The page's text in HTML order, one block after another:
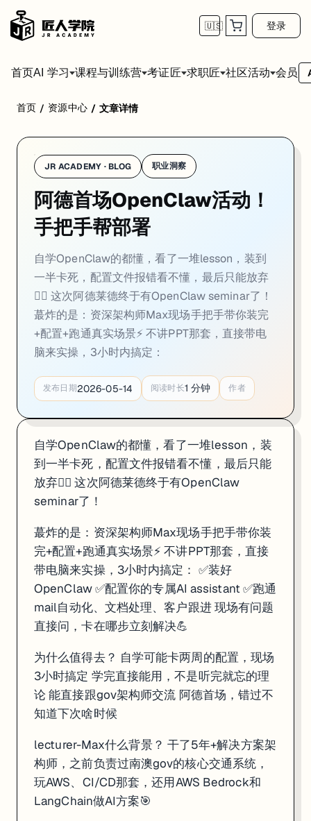
🇺🇸 登录
首页AI 学习 课程与训练营 考证匠 求职匠 社区活动 会员
自学OpenClaw的都懂，看了一堆lesson，装到一半卡死，配置文件报
蕞炸的是：资深架构师Max现场手把手带你装完+配置+跑通真实场景
为什么值得去？ 自学可能卡两周的配置，现场3小时搞定 学完直接能
建议用过AI工具但没成功的，有大量mail/文档/客户要处理的，试过装
首页 / 资源中心 / 文章详情
JR ACADEMY · BLOG 职业洞察
阿德首场OpenClaw活动！
手把手帮部署
自学OpenClaw的都懂，看了一堆lesson，装到
一半卡死，配置文件报错看不懂，最后只能放弃
🤦‍♂️ 这次阿德莱德终于有OpenClaw seminar了！
蕞炸的是：资深架构师Max现场手把手带你装完
+配置+跑通真实场景⚡ 不讲PPT那套，直接带电
脑来实操，3小时内搞定：
发布日期2026-05-14 阅读时长1 分钟 作者
自学OpenClaw的都懂，看了一堆lesson，装
到一半卡死，配置文件报错看不懂，最后只能
放弃🤦‍♂️ 这次阿德莱德终于有OpenClaw
seminar了！
蕞炸的是：资深架构师Max现场手把手带你装
完+配置+跑通真实场景⚡ 不讲PPT那套，直接
带电脑来实操，3小时内搞定： ✅装好
OpenClaw ✅配置你的专属AI assistant ✅跑通
mail自动化、文档处理、客户跟进 现场有问题
直接问，卡在哪步立刻解决💪
为什么值得去？ 自学可能卡两周的配置，现场
3小时搞定 学完直接能用，不是听完就忘的理
论 能直接跟gov架构师交流 阿德首场，错过不
知道下次啥时候
lecturer-Max什么背景？ 干了5年+解决方案架
构师，之前负责过南澳gov的核心交通系统，
玩AWS、CI/CD那套，还用AWS Bedrock和
LangChain做AI方案🎯